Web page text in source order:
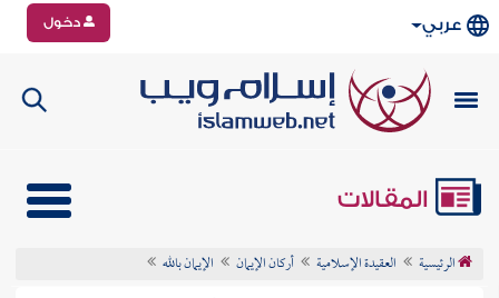
عربي دخول
المقالات
الرئيسية العقيدة الإسلامية أركان الإيمان الإيمان بالله